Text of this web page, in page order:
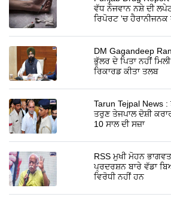
ਵੱਧ ਨੌਜਵਾਨ ਨਸ਼ੇ ਦੀ
ਰਿਪੋਰਟ 'ਚ ਹੈਰਾਨੀਜਨਕ
DM Gagandeep
ਭੁੱਲਰ ਦੇ ਪਿਤਾ ਨਹੀਂ
ਰਿਕਾਰਡ ਕੀਤਾ ਤਲਬ
Tarun Tejpal News
ਤਰੁਣ ਤੇਜਪਾਲ ਦੋਸ਼ੀ
10 ਸਾਲ ਦੀ ਸਜ਼ਾ
RSS ਮੁਖੀ ਮੋਹਨ
ਪ੍ਰਦਰਸ਼ਨ ਬਾਰੇ ਵੱਡਾ
ਵਿਰੋਧੀ ਨਹੀਂ ਹਨ